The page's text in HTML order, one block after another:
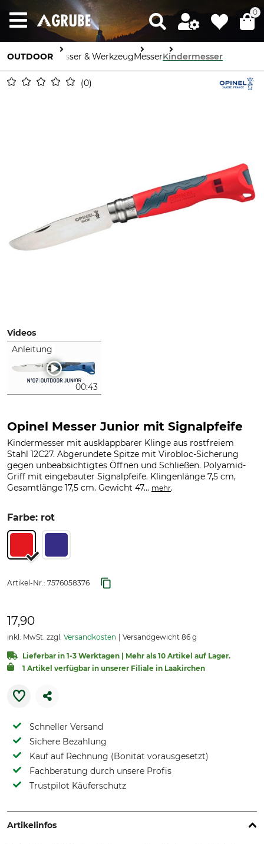
0
OUTDOOR Messer & WerkzeugMesserKindermesser
0
Videos
Anleitung
00:43
Opinel Messer Junior mit Signalpfeife
Kindermesser mit ausklappbarer Klinge aus rostfreiem
Stahl 12C27. Abgerundete Spitze mit Virobloc-Sicherung
gegen unbeabsichtigtes Öffnen und Schließen. Polyamid-
Griff mit eingebauter Signalpfeife. Klingenlänge 7,5 cm,
Gesamtlänge 17,5 cm. Gewicht 47... mehr.
Farbe: rot
Artikel-Nr.: 7576058376
17,90
inkl. MwSt. zzgl. Versandkosten Versandgewicht 86 g
Lieferbar in 1-3 Werktagen | Mehr als 10 Artikel auf Lager.
1 Artikel verfügbar in unserer Filiale in Laakirchen
Schneller Versand
Sichere Bezahlung
Kauf auf Rechnung (Bonität vorausgesetzt)
Fachberatung durch unsere Profis
Trustpilot Käuferschutz
Artikelinfos